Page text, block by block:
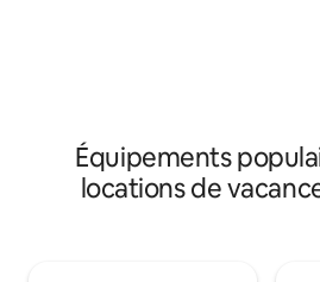
17h). Une femme de ménage
supplémentaire (cuisiniers et
nettoyages), moyennant des frais
Équipements
locations de